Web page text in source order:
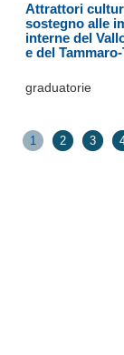
Attrattori
sostegno alle
interne del
e del
graduatorie
1 2 3